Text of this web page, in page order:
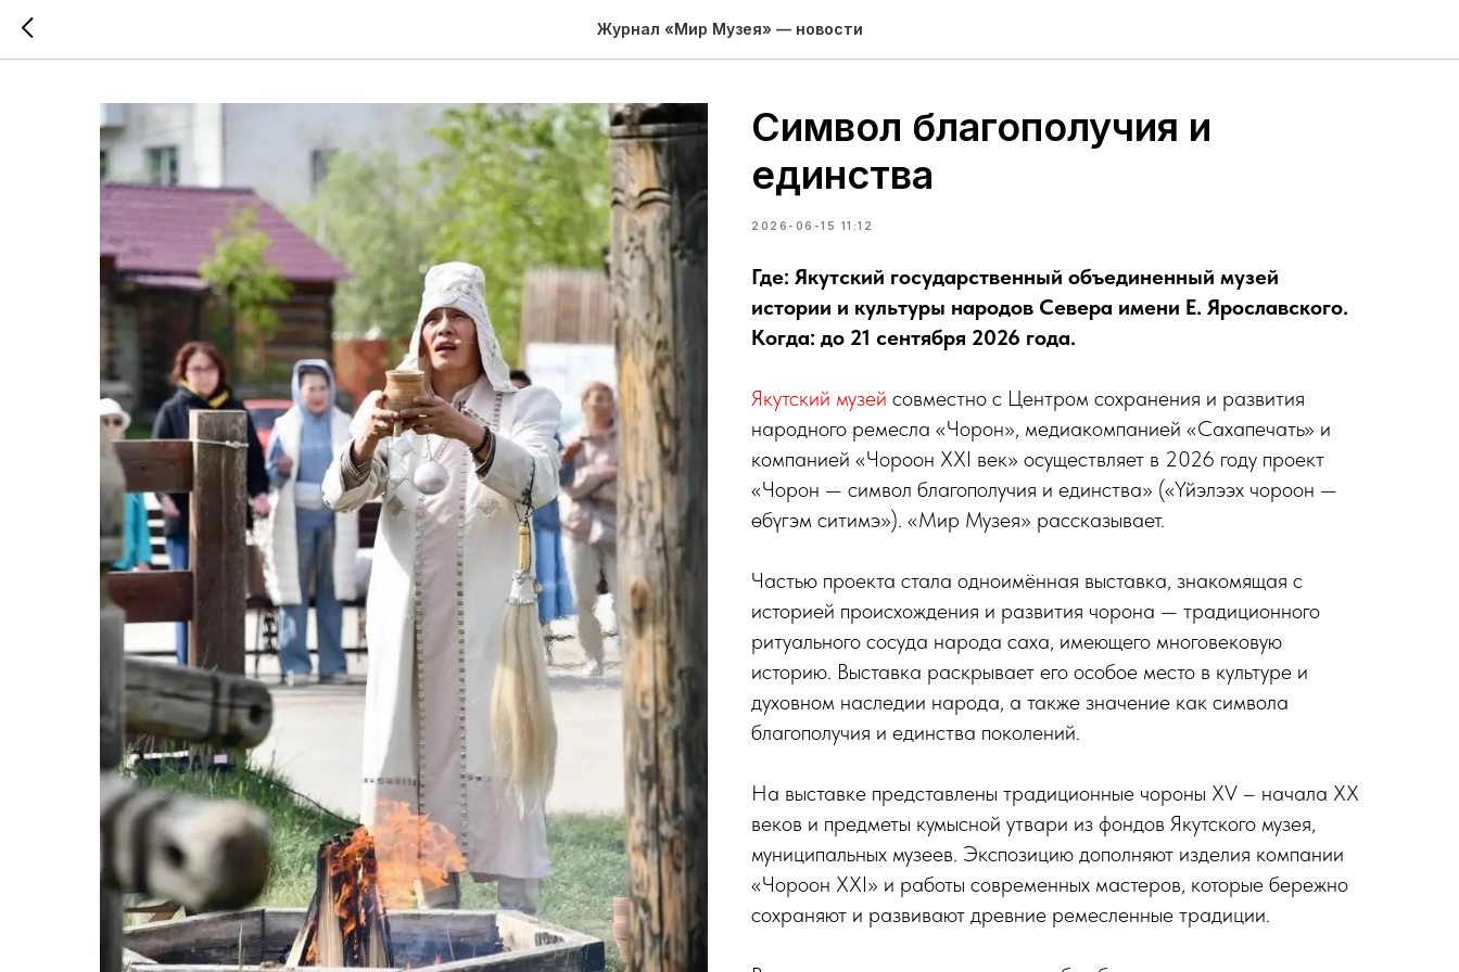
Журнал «Мир Музея» — новости
Символ благополучия и
единства
2026-06-15 11:12
Где: Якутский государственный объединенный музей
истории и культуры народов Севера имени Е. Ярославского.
Когда: до 21 сентября 2026 года.
Якутский музей совместно с Центром сохранения и развития
народного ремесла «Чорон», медиакомпанией «Сахапечать» и
компанией «Чороон XXI век» осуществляет в 2026 году проект
«Чорон — символ благополучия и единства» («Үйэлээх чороон —
өбүгэм ситимэ»). «Мир Музея» рассказывает.
Частью проекта стала одноимённая выставка, знакомящая с
историей происхождения и развития чорона — традиционного
ритуального сосуда народа саха, имеющего многовековую
историю. Выставка раскрывает его особое место в культуре и
духовном наследии народа, а также значение как символа
благополучия и единства поколений.
На выставке представлены традиционные чороны XV – начала XX
веков и предметы кумысной утвари из фондов Якутского музея,
муниципальных музеев. Экспозицию дополняют изделия компании
«Чороон XXI» и работы современных мастеров, которые бережно
сохраняют и развивают древние ремесленные традиции.